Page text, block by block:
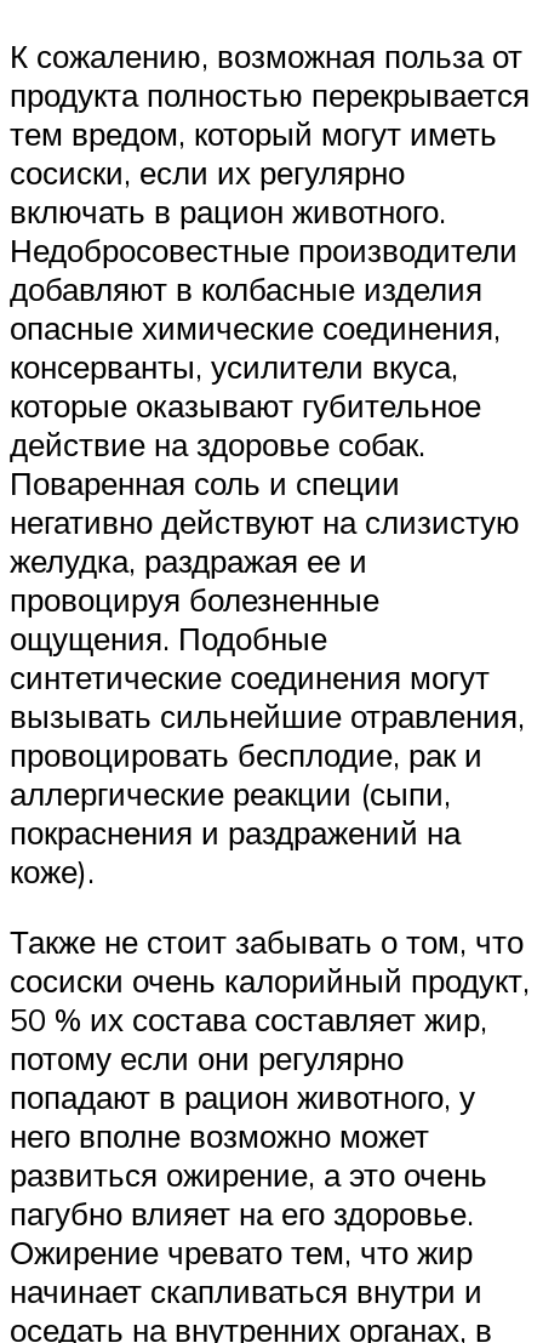
К сожалению, возможная польза от
продукта полностью перекрывается
тем вредом, который могут иметь
сосиски, если их регулярно
включать в рацион животного.
Недобросовестные производители
добавляют в колбасные изделия
опасные химические соединения,
консерванты, усилители вкуса,
которые оказывают губительное
действие на здоровье собак.
Поваренная соль и специи
негативно действуют на слизистую
желудка, раздражая ее и
провоцируя болезненные
ощущения. Подобные
синтетические соединения могут
вызывать сильнейшие отравления,
провоцировать бесплодие, рак и
аллергические реакции (сыпи,
покраснения и раздражений на
коже).
Также не стоит забывать о том, что
сосиски очень калорийный продукт,
50 % их состава составляет жир,
потому если они регулярно
попадают в рацион животного, у
него вполне возможно может
развиться ожирение, а это очень
пагубно влияет на его здоровье.
Ожирение чревато тем, что жир
начинает скапливаться внутри и
оседать на внутренних органах, в